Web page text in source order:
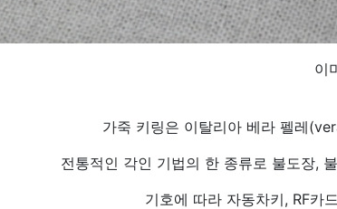
이
가죽 키링은 이탈리아 베라 펠레
전통적인 각인 기법의 한 종류로 불도장,
기호에 따라 자동차키, RF카